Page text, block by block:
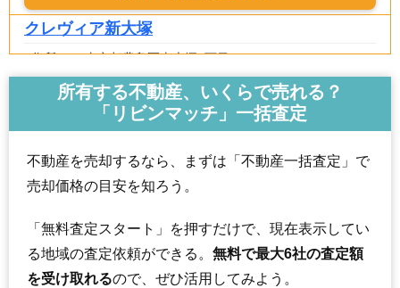
クレヴィア新大塚
住所 東京都豊島区南大塚3丁目
向原駅（2分）、新大塚駅（4分）、大塚駅前駅（6
分）
5,640万円～6,040万円
(131.2万円/㎡~140.5万円/㎡)
マンションナビで
ルイシャトレ新大塚
住所 東京都豊島区南大塚2丁目
所有する不動産、いくらで売れる？
「リビンマッチ」一括査定
不動産を売却するなら、まずは「不動産一括査定」で
売却価格の目安を知ろう。
「無料査定スタート」を押すだけで、現在表示してい
る地域の査定依頼ができる。 無料で最大6社の査定額
を受け取れるので、ぜひ活用してみよう。